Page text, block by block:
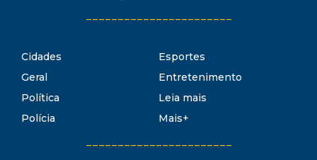
Cidades
Geral
Política
Polícia
Esportes
Entretenimento
Leia mais
Mais+